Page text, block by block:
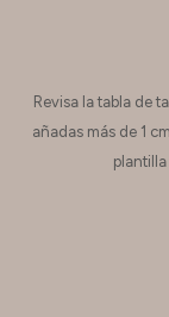
Revisa la tabla de
añadas más de 1